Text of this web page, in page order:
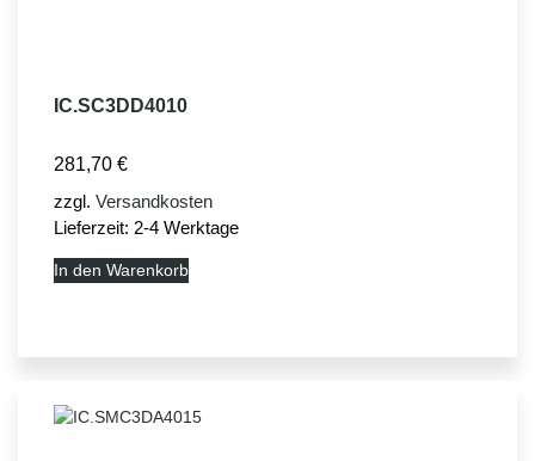
IC.SC3DD4010
281,70 €
zzgl. Versandkosten
Lieferzeit: 2-4 Werktage
In den Warenkorb